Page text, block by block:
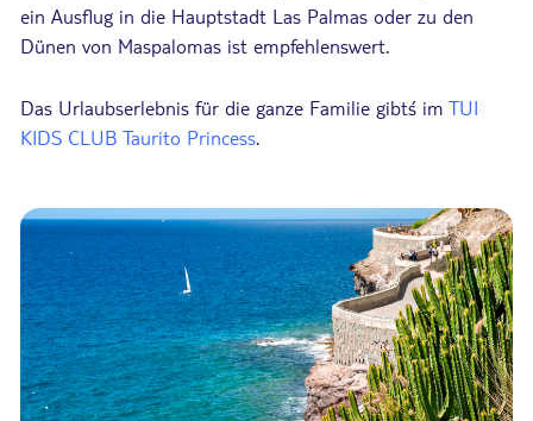
ein Ausflug in die Hauptstadt Las Palmas oder zu den
Dünen von Maspalomas ist empfehlenswert.
Das Urlaubserlebnis für die ganze Familie gibt´s im TUI
KIDS CLUB Taurito Princess.